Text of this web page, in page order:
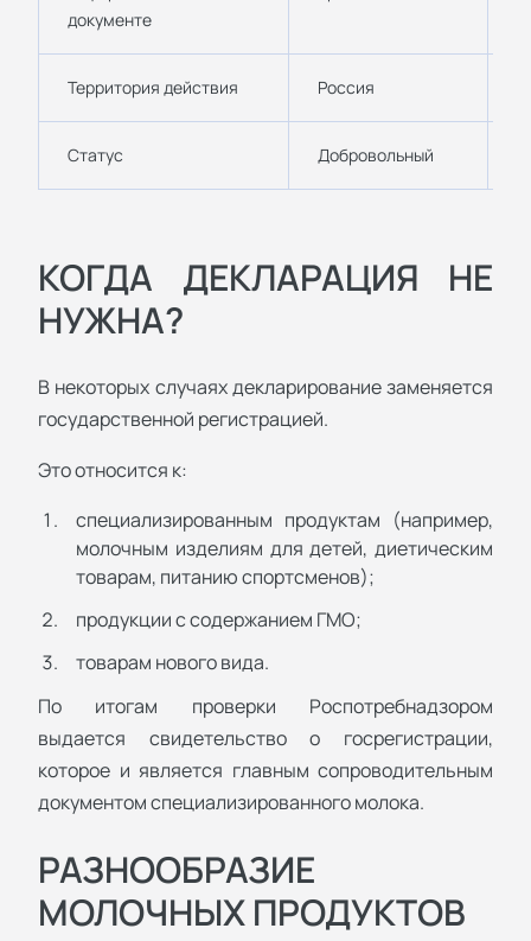
документе
Территория действия Россия
Статус Добровольный
КОГДА ДЕКЛАРАЦИЯ НЕ
НУЖНА?
В некоторых случаях декларирование заменяется
государственной регистрацией.
Это относится к:
специализированным продуктам (например,
молочным изделиям для детей, диетическим
товарам, питанию спортсменов);
продукции с содержанием ГМО;
товарам нового вида.
По итогам проверки Роспотребнадзором
выдается свидетельство о госрегистрации,
которое и является главным сопроводительным
документом специализированного молока.
РАЗНООБРАЗИЕ
МОЛОЧНЫХ ПРОДУКТОВ